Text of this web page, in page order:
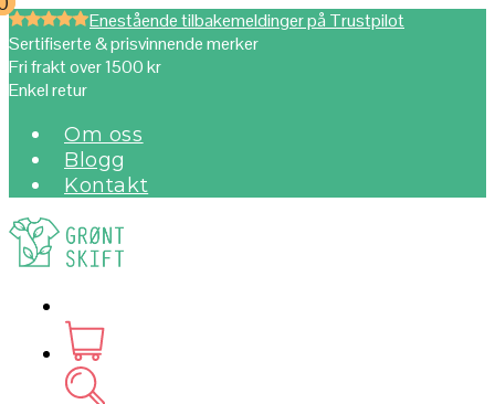
Enestående tilbakemeldinger på Trustpilot
Sertifiserte & prisvinnende merker
Fri frakt over 1500 kr
Enkel retur
Om oss
Blogg
Kontakt